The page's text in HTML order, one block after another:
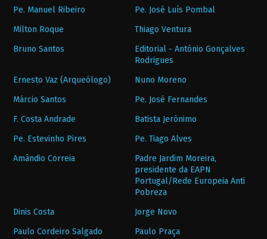
Pe. Manuel Ribeiro
Pe. José Luís Pombal
Milton Roque
Thiago Ventura
Bruno Santos
Editorial - António Gonçalves
Rodrigues
Ernesto Vaz (Arqueólogo)
Nuno Moreno
Márcio Santos
Pe. José Fernandes
F. Costa Andrade
Batista Jerónimo
Pe. Estevinho Pires
Pe. Tiago Alves
Amândio Correia
Padre Jardim Moreira,
presidente da EAPN
Portugal/Rede Europeia Anti
Pobreza
Dinis Costa
Jorge Novo
Paulo Cordeiro Salgado
Paulo Praça